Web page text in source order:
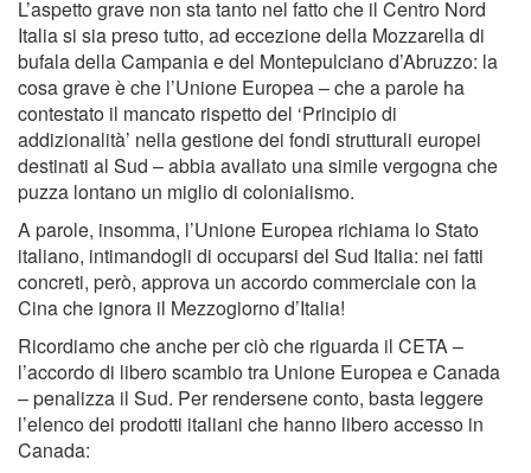
L’aspetto grave non sta tanto nel fatto che il Centro Nord
Italia si sia preso tutto, ad eccezione della Mozzarella di
bufala della Campania e del Montepulciano d’Abruzzo: la
cosa grave è che l’Unione Europea – che a parole ha
contestato il mancato rispetto del ‘Principio di
addizionalità’ nella gestione dei fondi strutturali europei
destinati al Sud – abbia avallato una simile vergogna che
puzza lontano un miglio di colonialismo.
A parole, insomma, l’Unione Europea richiama lo Stato
italiano, intimandogli di occuparsi del Sud Italia: nei fatti
concreti, però, approva un accordo commerciale con la
Cina che ignora il Mezzogiorno d’Italia!
Ricordiamo che anche per ciò che riguarda il CETA –
l’accordo di libero scambio tra Unione Europea e Canada
– penalizza il Sud. Per rendersene conto, basta leggere
l’elenco dei prodotti italiani che hanno libero accesso in
Canada: